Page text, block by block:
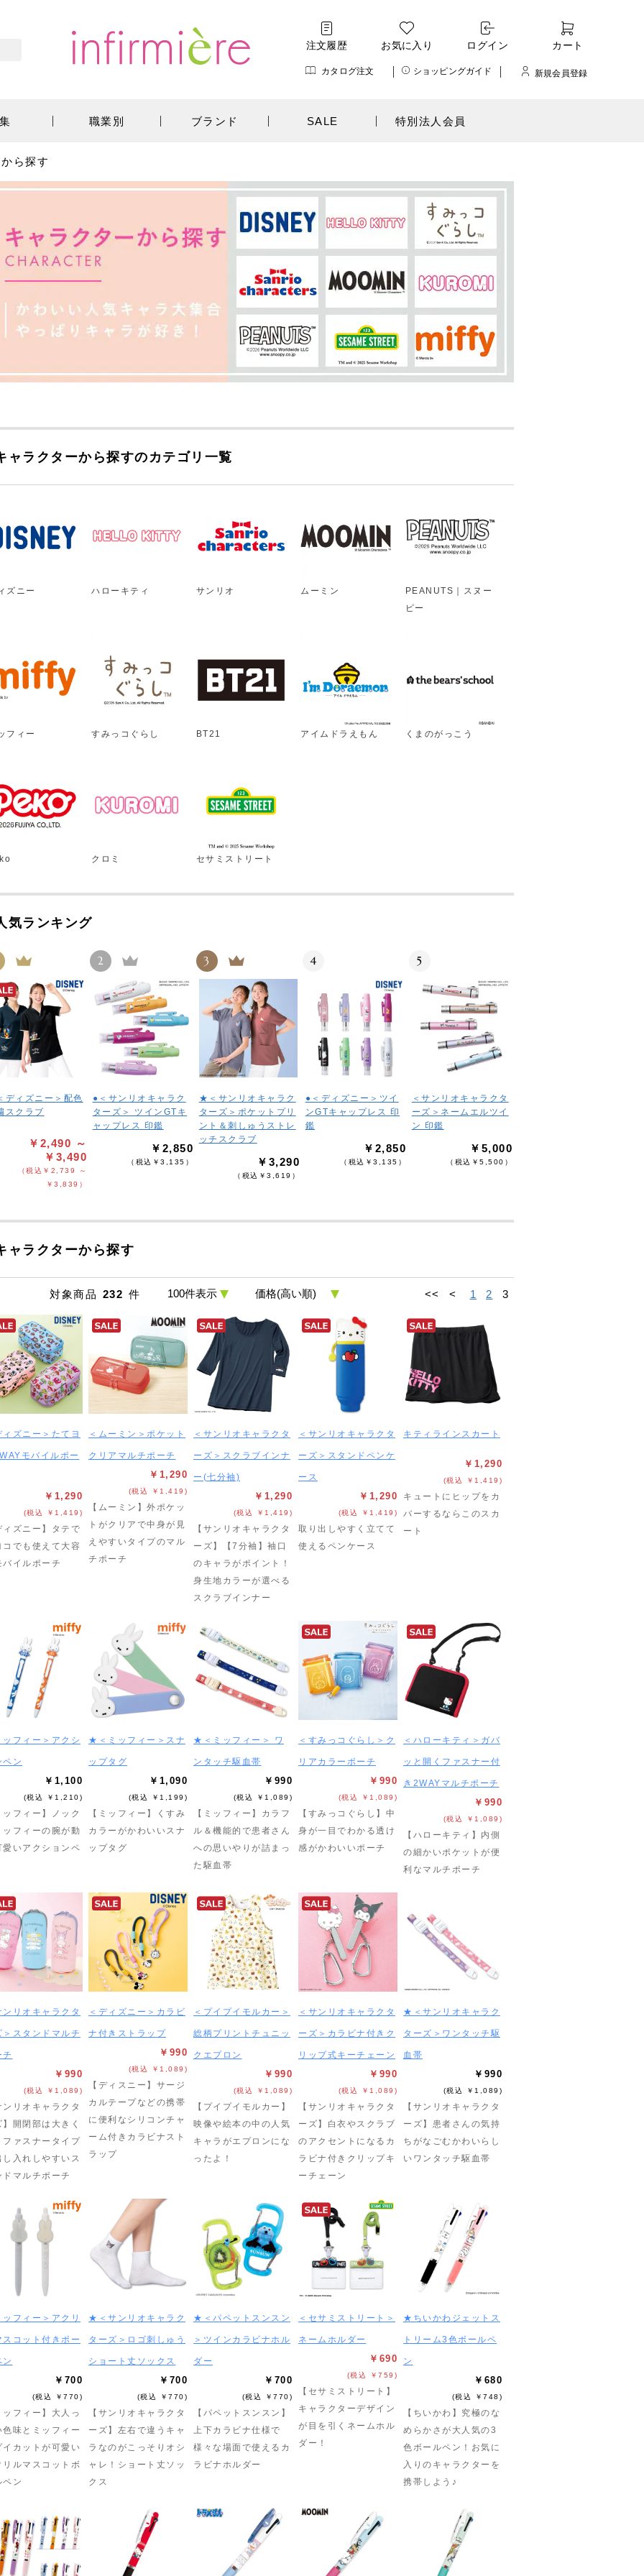
注文履歴 お気に入り ログイン カート
カタログ注文 ショッピングガイド 新規会員登録
職業別 ブランド SALE 特別法人会員
ら探す
ャラクターから探すのカテゴリ一覧
ズニー ハローキティ サンリオ ムーミン
PEANUTS｜スヌー
ピー
フィー すみっコぐらし BT21 アイムドラえもん くまのがっこう
クロミ セサミストリート
気ランキング
ディズニー＞配色
スクラブ
￥2,490 ～
￥3,490
（税込￥2,739 ～
￥3,839）
2
●＜サンリオキャラク
ターズ＞ ツインGTキ
ャップレス 印鑑
￥2,850
（税込￥3,135）
3
★＜サンリオキャラク
ターズ＞ポケットプリ
ント＆刺しゅうストレ
ッチスクラブ
￥3,290
（税込￥3,619）
4
●＜ディズニー＞ツイ
ンGTキャップレス 印
鑑
￥2,850
（税込￥3,135）
5
＜サンリオキャラクタ
ーズ＞ネームエルツイ
ン 印鑑
￥5,000
（税込￥5,500）
ャラクターから探す
対象商品 232 件 << < 1 2 3
ィズニー＞たてヨ
モバイルポー
￥1,290
(税込 ￥1,419)
ィズニー】タテで
コでも使えて大容
バイルポーチ
＜ムーミン＞ポケット
クリアマルチポーチ
￥1,290
(税込 ￥1,419)
【ムーミン】外ポケッ
トがクリアで中身が見
えやすいタイプのマル
チポーチ
＜サンリオキャラクタ
ーズ＞スクラブインナ
ー(七分袖)
￥1,290
(税込 ￥1,419)
【サンリオキャラクタ
ーズ】【7分袖】袖口
のキャラがポイント！
身生地カラーが選べる
スクラブインナー
＜サンリオキャラクタ
ーズ＞スタンドペンケ
ース
￥1,290
(税込 ￥1,419)
取り出しやすく立てて
使えるペンケース
キティラインスカート
￥1,290
(税込 ￥1,419)
キュートにヒップをカ
バーするならこのスカ
ート
ッフィー＞アクシ
ペン
￥1,100
(税込 ￥1,210)
ッフィー】ノック
ッフィーの腕が動
愛いアクションペ
★＜ミッフィー＞スナ
ップタグ
￥1,090
(税込 ￥1,199)
【ミッフィー】くすみ
カラーがかわいいスナ
ップタグ
★＜ミッフィー＞ ワ
ンタッチ駆血帯
￥990
(税込 ￥1,089)
【ミッフィー】カラフ
ル＆機能的で患者さん
への思いやりが詰まっ
た駆血帯
＜すみっコぐらし＞ク
リアカラーポーチ
￥990
(税込 ￥1,089)
【すみっコぐらし】中
身が一目でわかる透け
感がかわいいポーチ
＜ハローキティ＞ガバ
ッと開くファスナー付
き2WAYマルチポーチ
￥990
(税込 ￥1,089)
【ハローキティ】内側
の細かいポケットが便
利なマルチポーチ
ンリオキャラクタ
＞スタンドマルチ
チ
￥990
(税込 ￥1,089)
ンリオキャラクタ
】開閉部は大きく
ファスナータイプ
し入れしやすいス
ドマルチポーチ
＜ディズニー＞カラビ
ナ付きストラップ
￥990
(税込 ￥1,089)
【ディスニー】サージ
カルテープなどの携帯
に便利なシリコンチャ
ーム付きカラビナスト
ラップ
＜プイプイモルカー＞
総柄プリントチュニッ
クエプロン
￥990
(税込 ￥1,089)
【プイプイモルカー】
映像や絵本の中の人気
キャラがエプロンにな
ったよ！
＜サンリオキャラクタ
ーズ＞カラビナ付きク
リップ式キーチェーン
￥990
(税込 ￥1,089)
【サンリオキャラクタ
ーズ】白衣やスクラブ
のアクセントになるカ
ラビナ付きクリップキ
ーチェーン
★＜サンリオキャラク
ターズ＞ワンタッチ駆
血帯
￥990
(税込 ￥1,089)
【サンリオキャラクタ
ーズ】患者さんの気持
ちがなごむかわいらし
いワンタッチ駆血帯
ッフィー＞アクリ
スコット付きボー
ン
￥700
(税込 ￥770)
ッフィー】大人っ
色味とミッフィー
イカットが可愛い
リルマスコットボ
ペン
★＜サンリオキャラク
ターズ＞ロゴ刺しゅう
ショート丈ソックス
￥700
(税込 ￥770)
【サンリオキャラクタ
ーズ】左右で違うキャ
ラなのがこっそりオシ
ャレ！ショート丈ソッ
クス
★＜パペットスンスン
＞ツインカラビナホル
ダー
￥700
(税込 ￥770)
【パペットスンスン】
上下カラビナ仕様で
様々な場面で使えるカ
ラビナホルダー
＜セサミストリート＞
ネームホルダー
￥690
(税込 ￥759)
【セサミストリート】
キャラクターデザイン
が目を引くネームホル
ダー！
★ちいかわジェットス
トリーム3色ボールペ
ン
￥680
(税込 ￥748)
【ちいかわ】究極のな
めらかさが大人気の3
色ボールペン！お気に
入りのキャラクターを
携帯しよう♪